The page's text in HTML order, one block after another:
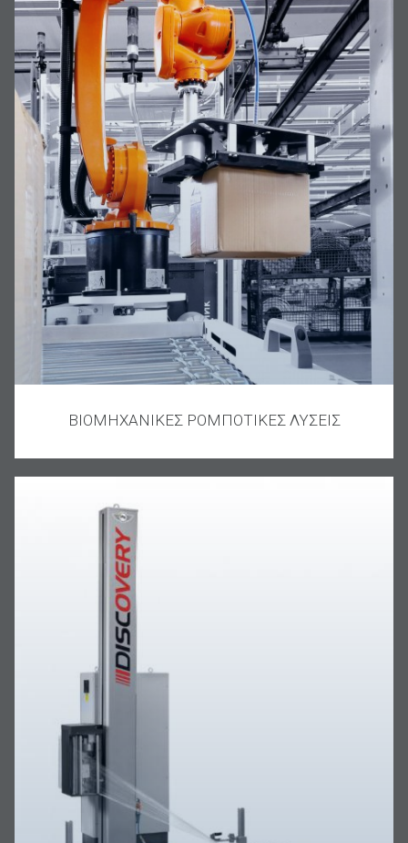
ΒΙΟΜΗΧΑΝΙΚΕΣ ΡΟΜΠΟΤΙΚΕΣ ΛΥΣΕΙΣ